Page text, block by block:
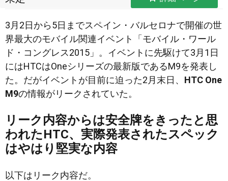
3月2日から5日までスペイン・バルセロナで開催の世
界最大のモバイル関連イベント「モバイル・ワール
ド・コングレス2015」。イベントに先駆けて3月1日
にはHTCはOneシリーズの最新版であるM9を発表し
た。だがイベントが目前に迫った2月末日、 HTC One
M9の情報がリークされていた。
リーク内容からは安全牌をきったと思
われたHTC、実際発表されたスペック
はやはり堅実な内容
以下はリーク内容だ。